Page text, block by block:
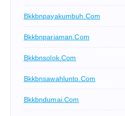
Bkkbnpayakumbuh.com
Bkkbnpariaman.com
Bkkbnsolok.com
Bkkbnsawahlunto.com
Bkkbndumai.com